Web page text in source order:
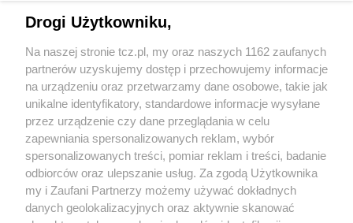
O FIRMIE POLITYKA PRYWATNOŚCI HOSTING
REKLAMA WSPÓŁPRACA RSS FACEBOOK KONTAKT
Nasze serwisy
Drogi Użytkowniku,
Na naszej stronie tcz.pl, my oraz naszych 1162 zaufanych
partnerów uzyskujemy dostęp i przechowujemy informacje
na urządzeniu oraz przetwarzamy dane osobowe, takie jak
unikalne identyfikatory, standardowe informacje wysyłane
przez urządzenie czy dane przeglądania w celu
zapewniania spersonalizowanych reklam, wybór
spersonalizowanych treści, pomiar reklam i treści, badanie
odbiorców oraz ulepszanie usług. Za zgodą Użytkownika
my i Zaufani Partnerzy możemy używać dokładnych
danych geolokalizacyjnych oraz aktywnie skanować